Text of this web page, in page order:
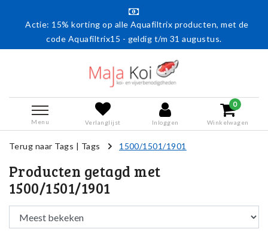
Actie: 15% korting op alle Aquafiltrix producten, met de
code Aquafiltrix15 - geldig t/m 31 augustus.
Menu Verlanglijst Inloggen
0
Winkelwagen
Terug naar Tags | Tags 1500/1501/1901
Producten getagd met
1500/1501/1901